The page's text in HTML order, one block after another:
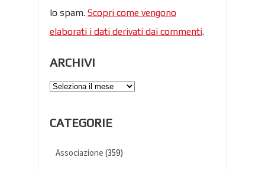
lo spam. Scopri come vengono
elaborati i dati derivati dai commenti.
ARCHIVI
Archivi
CATEGORIE
Associazione (359)